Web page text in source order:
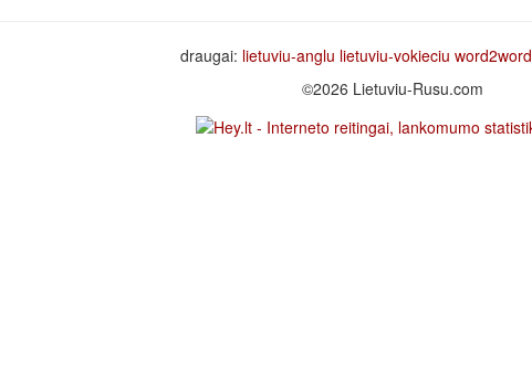
draugai: lietuviu-anglu lietuviu-vokieciu word2word
©2026 Lietuviu-Rusu.com